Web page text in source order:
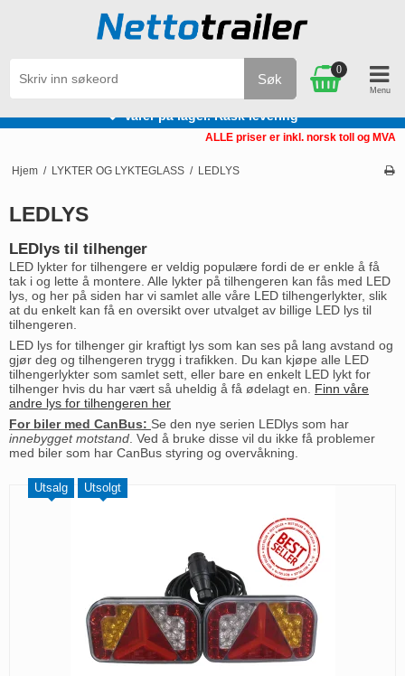
Varer på lager. Rask levering
Søk
0
ALLE priser er inkl. norsk toll og MVA
Hjem / LYKTER OG LYKTEGLASS / LEDLYS
LEDLYS
LEDlys til tilhenger
LED lykter for tilhengere er veldig populære fordi de er enkle å få
tak i og lette å montere. Alle lykter på tilhengeren kan fås med LED
lys, og her på siden har vi samlet alle våre LED tilhengerlykter, slik
at du enkelt kan få en oversikt over utvalget av billige LED lys til
tilhengeren.
LED lys for tilhenger gir kraftigt lys som kan ses på lang avstand og
gjør deg og tilhengeren trygg i trafikken. Du kan kjøpe alle LED
tilhengerlykter som samlet sett, eller bare en enkelt LED lykt for
tilhenger hvis du har vært så uheldig å få ødelagt en. Finn våre
andre lys for tilhengeren her
For biler med CanBus: Se den nye serien LEDlys som har
innebygget motstand. Ved å bruke disse vil du ikke få problemer
med biler som har CanBus styring og overvåkning.
Utsalg Utsolgt